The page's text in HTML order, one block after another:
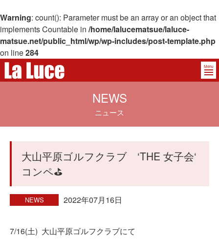
Warning: count(): Parameter must be an array or an object that
implements Countable in /home/lalucematsue/laluce-
matsue.net/public_html/wp/wp-includes/post-template.php
on line284
Menu
NEWS
ニュース
大山平原ゴルフクラブ ‘THE 女子会‘
コンペ⛳️
NEWS 2022年07月16日
7/16(土) 大山平原ゴルフクラブにて